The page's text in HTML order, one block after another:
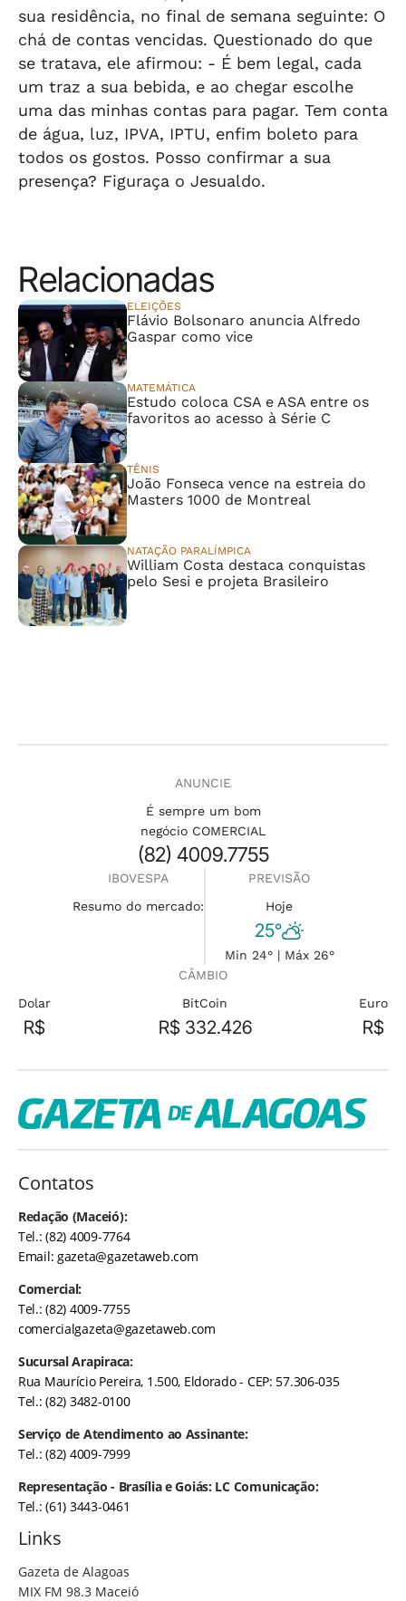
sua residência, no final de semana seguinte: O
chá de contas vencidas. Questionado do que
se tratava, ele afirmou: - É bem legal, cada
um traz a sua bebida, e ao chegar escolhe
uma das minhas contas para pagar. Tem conta
de água, luz, IPVA, IPTU, enfim boleto para
todos os gostos. Posso confirmar a sua
presença? Figuraça o Jesualdo.
Relacionadas
ELEIÇÕES
Flávio Bolsonaro anuncia Alfredo
Gaspar como vice
MATEMÁTICA
Estudo coloca CSA e ASA entre os
favoritos ao acesso à Série C
TÊNIS
João Fonseca vence na estreia do
Masters 1000 de Montreal
NATAÇÃO PARALÍMPICA
William Costa destaca conquistas
pelo Sesi e projeta Brasileiro
ANUNCIE
É sempre um bom
negócio COMERCIAL
(82) 4009.7755
IBOVESPA
Resumo do mercado:
PREVISÃO
Hoje
25°
Min 24° | Máx 26°
CÂMBIO
Dolar
R$
BitCoin
R$ 332.426
Euro
R$
Contatos
Redação (Maceió):
Tel.: (82) 4009-7764
Email:gazeta@gazetaweb.com
Comercial:
Tel.: (82) 4009-7755
comercialgazeta@gazetaweb.com
Sucursal Arapiraca:
Rua Maurício Pereira, 1.500, Eldorado - CEP: 57.306-035
Tel.: (82) 3482-0100
Serviço de Atendimento ao Assinante:
Tel.: (82) 4009-7999
Representação - Brasília e Goiás: LC Comunicação:
Tel.: (61) 3443-0461
Links
Gazeta de Alagoas
MIX FM 98.3 Maceió